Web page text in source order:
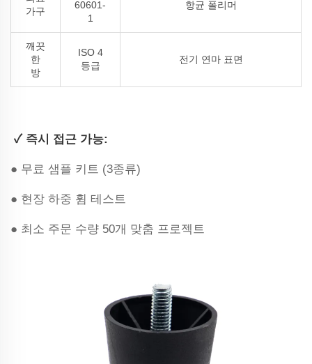
가구
60601-
1
항균 폴리머
깨끗
한
방
ISO 4
등급
전기 연마 표면
✓ 즉시 접근 가능:
● 무료 샘플 키트 (3종류)
● 현장 하중 휨 테스트
● 최소 주문 수량 50개 맞춤 프로젝트